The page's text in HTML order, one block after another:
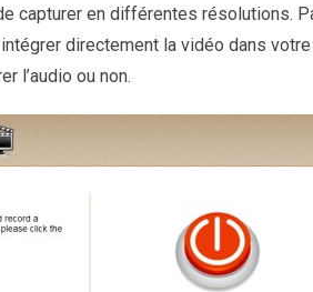
capturer en différentes résolutions.
directement la vidéo dans
l’audio ou non.